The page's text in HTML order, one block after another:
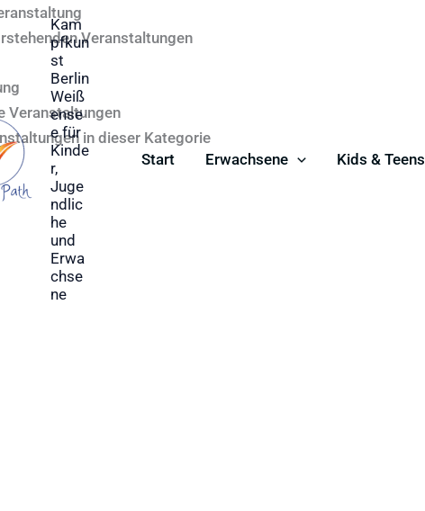
Kam
pfkun
st
Berlin
Weiß
ense
e für
Kinde
r,
Juge
ndlic
he
und
Erwa
chse
ne
Start Erwachsene Kids & Teens
Veranstaltungen
Veranstaltungen
in dieser Kategorie